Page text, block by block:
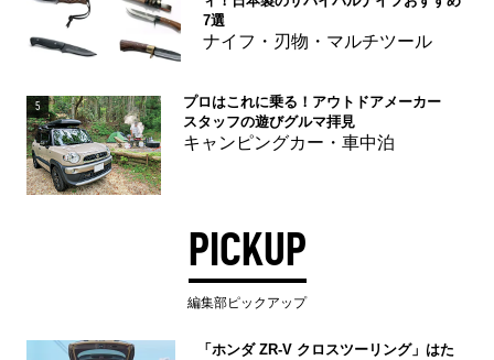
7選
ナイフ・刃物・マルチツール
5
プロはこれに乗る！アウトドアメーカー
スタッフの遊びグルマ拝見
キャンピングカー・車中泊
PICKUP
編集部ピックアップ
「ホンダ ZR-V クロスツーリング」はた